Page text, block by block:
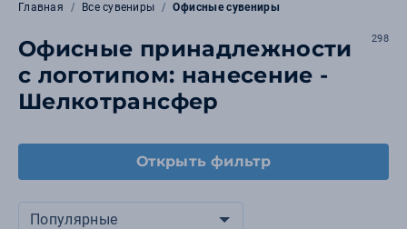
Главная Все сувениры Офисные сувениры
Офисные принадлежности
с логотипом: нанесение -
Шелкотрансфер
298
Открыть фильтр
Популярные